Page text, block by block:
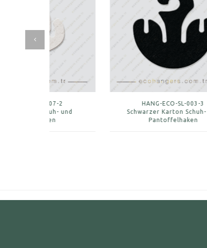
HANG-ECO-SL-003-3
Schwarzer Karton Schuh- und